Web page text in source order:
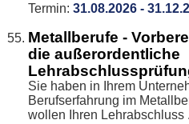
Termin: 31.08.2026 -
Metallberufe -
die außerordentliche
Sie haben in Ihrem
Berufserfahrung im
wollen Ihren Lehrabschluss